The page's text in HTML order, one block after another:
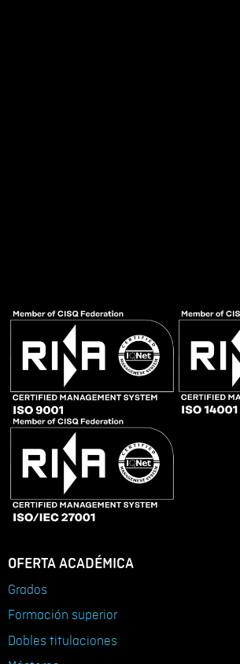
OFERTA ACADÉMICA
Grados
Formación superior
Dobles titulaciones